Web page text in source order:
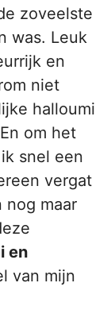
zoveelste
was. Leuk
en
niet
halloumi
om het
snel een
vergat
nog maar
en
van mijn